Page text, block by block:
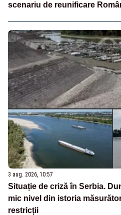
scenariu de reunificare
3 aug. 2026, 10:57
Situație de criză în Serbia.
mic nivel din istoria
restricții